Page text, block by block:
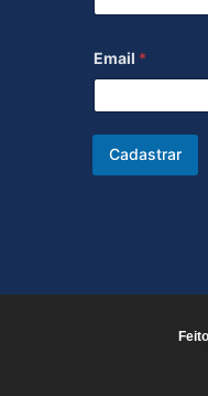
Email *
Cadastrar